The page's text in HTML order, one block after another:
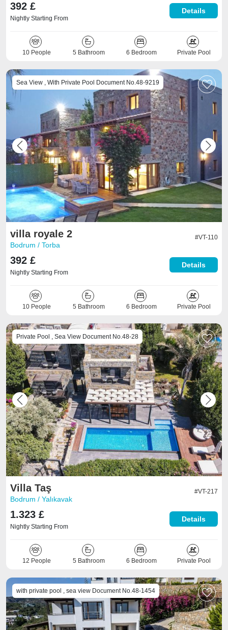
392 £
Nightly Starting From
Details
10 People 5 Bathroom 6 Bedroom Private Pool
Previous Next
Sea View , With Private Pool Document No.48-9219
villa royale 2
Bodrum / Torba
#VT-110
392 £
Nightly Starting From
Details
10 People 5 Bathroom 6 Bedroom Private Pool
Previous Next
Private Pool , Sea View Document No.48-28
Villa Taş
Bodrum / Yalıkavak
#VT-217
1.323 £
Nightly Starting From
Details
12 People 5 Bathroom 6 Bedroom Private Pool
with private pool , sea ​​view Document No.48-1454